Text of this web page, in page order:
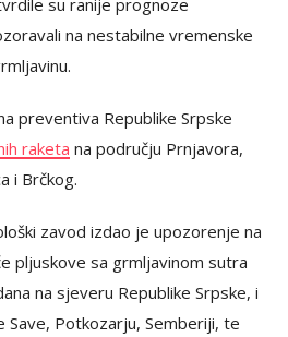
su ranije prognoze
na nestabilne vremenske
preventiva Republike Srpske
raketa na području Prnjavora,
i Brčkog.
zavod izdao je upozorenje na
pljuskove sa grmljavinom sutra
na sjeveru Republike Srpske, i
Potkozarju, Semberiji, te